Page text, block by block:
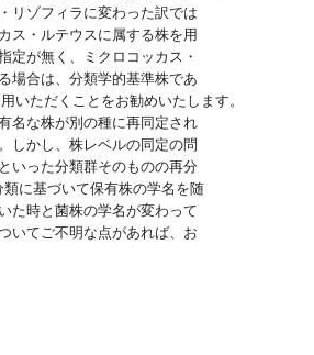
リゾフィラに変わった訳では
ス・ルテウスに属する株を用
定が無く、ミクロコッカス・
場合は、分類学的基準株であ
いただくことをお勧めいたします。
名な株が別の種に再同定され
しかし、株レベルの同定の問
いった分類群そのものの再分
に基づいて保有株の学名を随
た時と菌株の学名が変わって
いてご不明な点があれば、お